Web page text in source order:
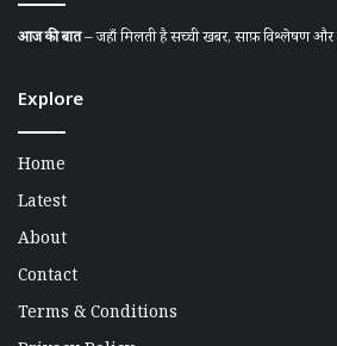
आज की बात– जहाँ मिलती है सच्ची खबर, साफ़ विश्लेषण और
Explore
Home
Latest
About
Contact
Terms & Conditions